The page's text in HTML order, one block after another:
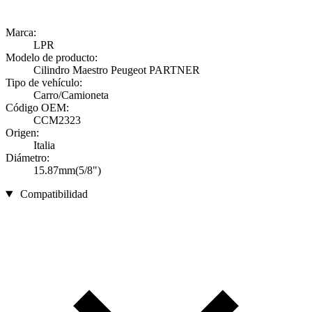
Marca:
LPR
Modelo de producto:
Cilindro Maestro Peugeot PARTNER
Tipo de vehículo:
Carro/Camioneta
Código OEM:
CCM2323
Origen:
Italia
Diámetro:
15.87mm(5/8")
Compatibilidad